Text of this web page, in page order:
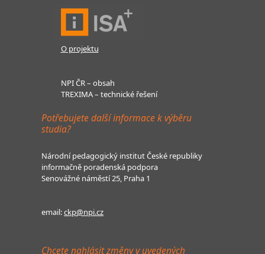
O projektu
NPI ČR – obsah
TREXIMA – technické řešení
Potřebujete další informace k výběru
studia?
Národní pedagogický institut České republiky
informačně poradenská podpora
Senovážné náměstí 25, Praha 1
email:ckp@npi.cz
Chcete nahlásit změny v uvedených